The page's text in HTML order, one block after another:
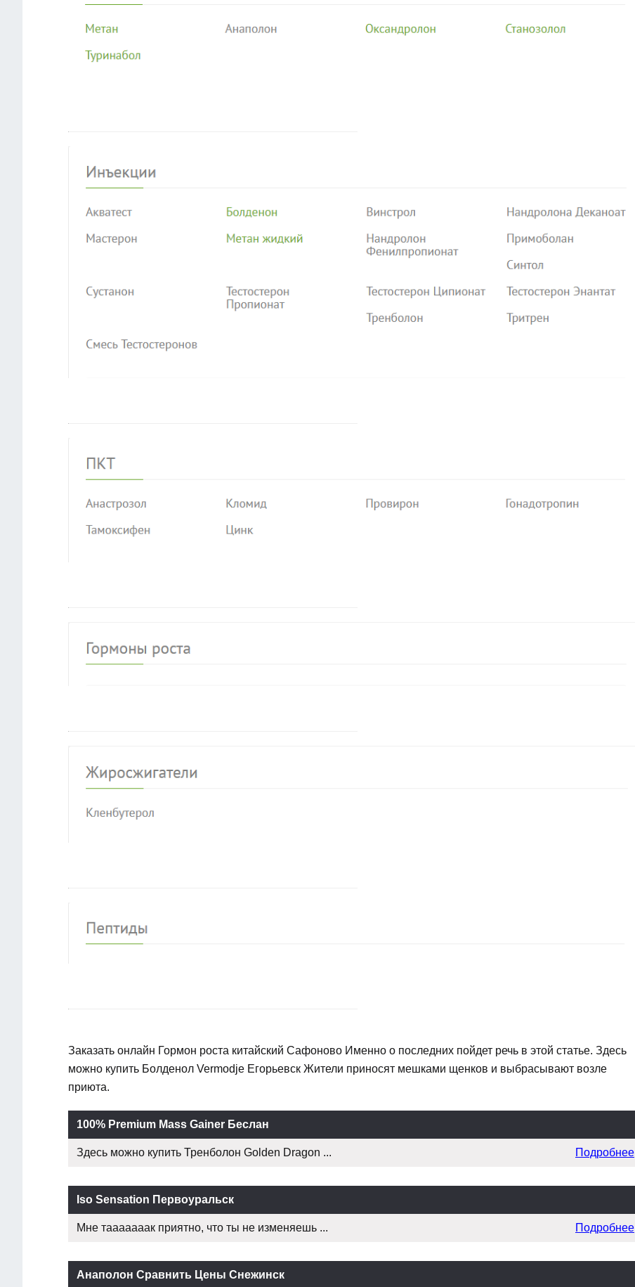
Заказать онлайн Гормон роста китайский Сафоново Именно о последних пойдет речь в этой статье. Здесь
можно купить Болденол Vermodje Егорьевск Жители приносят мешками щенков и выбрасывают возле
приюта.
100% Premium Mass Gainer Беслан
Здесь можно купить Тренболон Golden Dragon ... Подробнее
Iso Sensation Первоуральск
Мне тааааааак приятно, что ты не изменяешь ... Подробнее
Анаполон Сравнить Цены Снежинск